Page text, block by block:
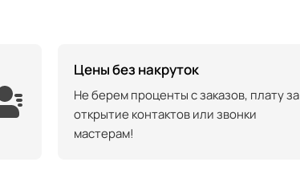
Цены без накруток
Не берем проценты с заказов, плату за
открытие контактов или звонки
мастерам!